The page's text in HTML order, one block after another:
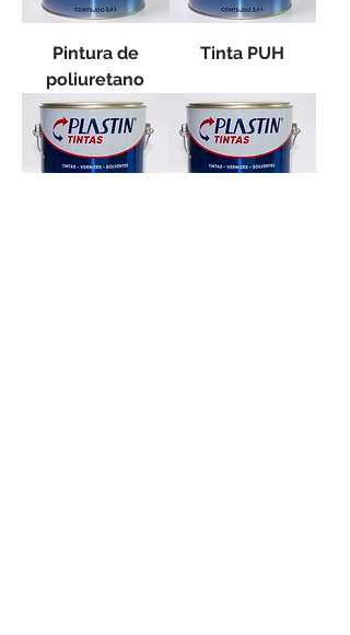
Pintura de
poliuretano
Tinta PUH